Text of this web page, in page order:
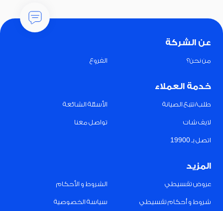
عن الشركة
من نحن؟ الفروع
خدمة العملاء
طلب/تتبع الصيانة الأسئلة الشائعة
لايف شات تواصل معنا
اتصل بـ 19900
المزيد
عروض تقسيطي الشروط و الأحكام
شروط و أحكام تقسيطي سياسة الخصوصية